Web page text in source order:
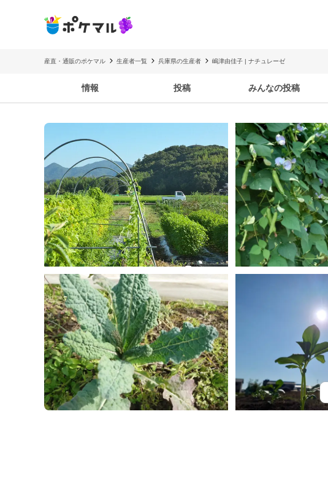
産直・通販のポケマル 生産者一覧 兵庫県の生産者 嶋津由佳子 | ナチュレーゼ
情報 投稿 みんなの投稿